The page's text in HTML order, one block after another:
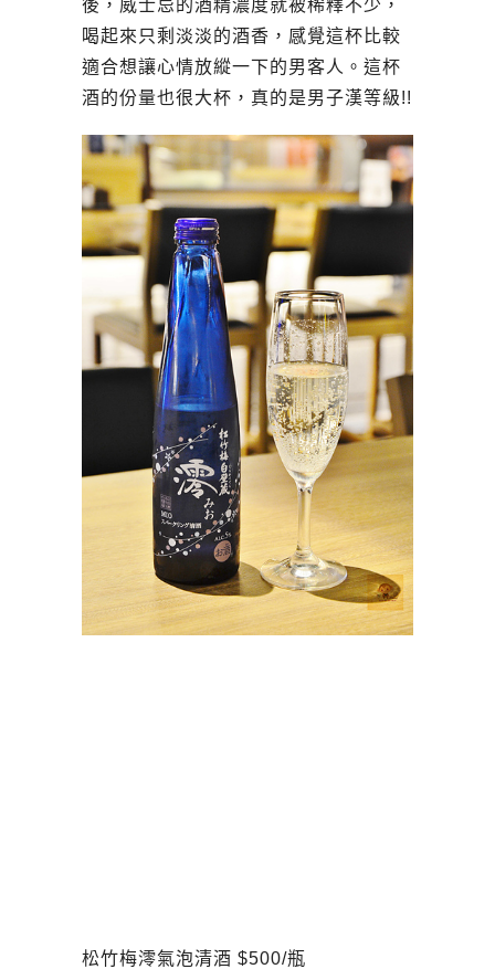
後，威士忌的酒精濃度就被稀釋不少，
喝起來只剩淡淡的酒香，感覺這杯比較
適合想讓心情放縱一下的男客人。這杯
酒的份量也很大杯，真的是男子漢等級!!
松竹梅澪氣泡清酒 $500/瓶